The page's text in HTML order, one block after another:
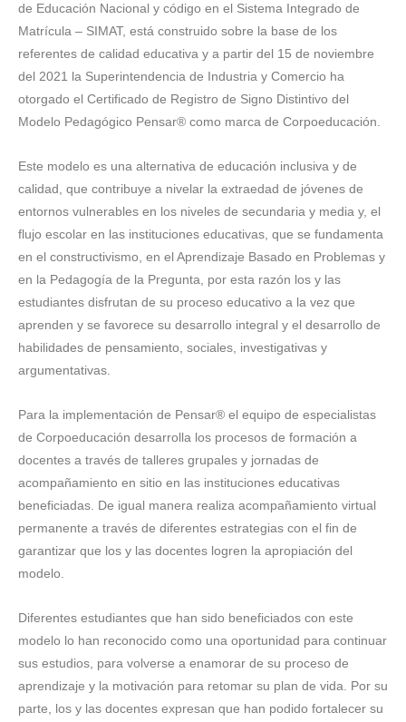
de Educación Nacional y código en el Sistema Integrado de
Matrícula – SIMAT, está construido sobre la base de los
referentes de calidad educativa y a partir del 15 de noviembre
del 2021 la Superintendencia de Industria y Comercio ha
otorgado el Certificado de Registro de Signo Distintivo del
Modelo Pedagógico Pensar® como marca de Corpoeducación.
Este modelo es una alternativa de educación inclusiva y de
calidad, que contribuye a nivelar la extraedad de jóvenes de
entornos vulnerables en los niveles de secundaria y media y, el
flujo escolar en las instituciones educativas, que se fundamenta
en el constructivismo, en el Aprendizaje Basado en Problemas y
en la Pedagogía de la Pregunta, por esta razón los y las
estudiantes disfrutan de su proceso educativo a la vez que
aprenden y se favorece su desarrollo integral y el desarrollo de
habilidades de pensamiento, sociales, investigativas y
argumentativas.
Para la implementación de Pensar® el equipo de especialistas
de Corpoeducación desarrolla los procesos de formación a
docentes a través de talleres grupales y jornadas de
acompañamiento en sitio en las instituciones educativas
beneficiadas. De igual manera realiza acompañamiento virtual
permanente a través de diferentes estrategias con el fin de
garantizar que los y las docentes logren la apropiación del
modelo.
Diferentes estudiantes que han sido beneficiados con este
modelo lo han reconocido como una oportunidad para continuar
sus estudios, para volverse a enamorar de su proceso de
aprendizaje y la motivación para retomar su plan de vida. Por su
parte, los y las docentes expresan que han podido fortalecer su